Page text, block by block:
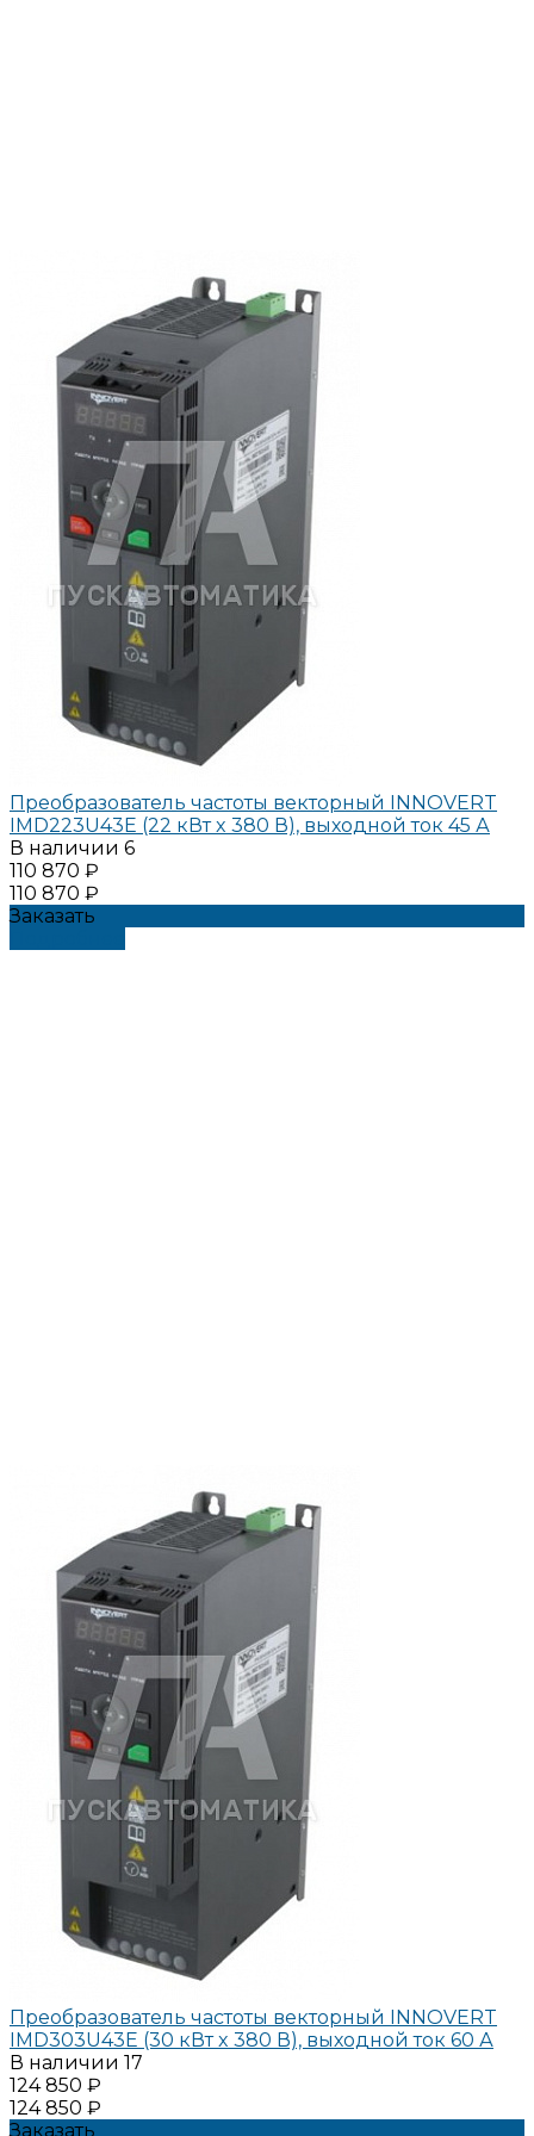
Преобразователь частоты векторный INNOVERT
IMD223U43E (22 кВт x 380 В), выходной ток 45 А
В наличии 6
110 870 ₽
110 870 ₽
Заказать
Преобразователь частоты векторный INNOVERT
IMD303U43E (30 кВт x 380 В), выходной ток 60 А
В наличии 17
124 850 ₽
124 850 ₽
Заказать